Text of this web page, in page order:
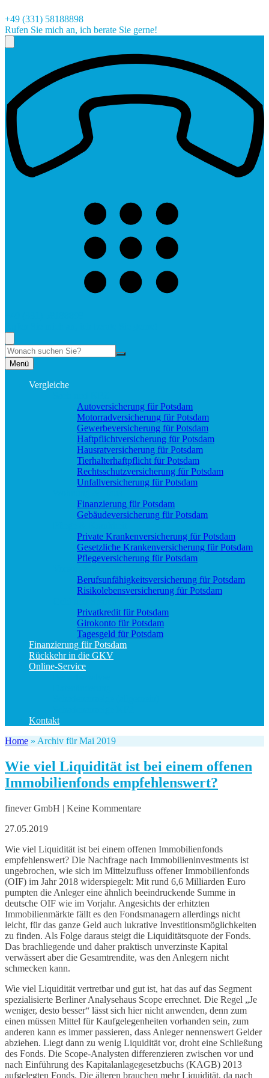
+49 (331) 58188898
Rufen Sie mich an, ich berate Sie gerne!
Suche
Menü
Vergleiche
Autoversicherung für Potsdam
Motorradversicherung für Potsdam
Gewerbeversicherung für Potsdam
Haftpflichtversicherung für Potsdam
Hausratversicherung für Potsdam
Tierhalterhaftpflicht für Potsdam
Rechtsschutzversicherung für Potsdam
Unfallversicherung für Potsdam
Finanzierung für Potsdam
Gebäudeversicherung für Potsdam
Private Krankenversicherung für Potsdam
Gesetzliche Krankenversicherung für Potsdam
Pflegeversicherung für Potsdam
Berufs­unfähigkeitsversicherung für Potsdam
Risikolebensversicherung für Potsdam
Privatkredit für Potsdam
Girokonto für Potsdam
Tagesgeld für Potsdam
Finanzierung für Potsdam
Rückkehr in die GKV
Online-Service
Kontakt
Home » Archiv für Mai 2019
Wie viel Liquidität ist bei einem offenen
Immobilienfonds empfehlenswert?
finever GmbH | Keine Kommentare
27.05.2019
Wie viel Liquidität ist bei einem offenen Immobilienfonds
empfehlenswert? Die Nachfrage nach Immobilieninvestments ist
ungebrochen, wie sich im Mittelzufluss offener Immobilienfonds
(OIF) im Jahr 2018 widerspiegelt: Mit rund 6,6 Milliarden Euro
pumpten die Anleger eine ähnlich beeindruckende Summe in
deutsche OIF wie im Vorjahr. Angesichts der erhitzten
Immobilienmärkte fällt es den Fondsmanagern allerdings nicht
leicht, für das ganze Geld auch lukrative Investitionsmöglichkeiten
zu finden. Als Folge daraus steigt die Liquiditätsquote der Fonds.
Das brachliegende und daher praktisch unverzinste Kapital
verwässert aber die Gesamtrendite, was den Anlegern nicht
schmecken kann.
Wie viel Liquidität vertretbar und gut ist, hat das auf das Segment
spezialisierte Berliner Analysehaus Scope errechnet. Die Regel „Je
weniger, desto besser“ lässt sich hier nicht anwenden, denn zum
einen müssen Mittel für Kaufgelegenheiten vorhanden sein, zum
anderen kann es immer passieren, dass Anleger nennenswert Gelder
abziehen. Liegt dann zu wenig Liquidität vor, droht eine Schließung
des Fonds. Die Scope-Analysten differenzieren zwischen vor und
nach Einführung des Kapitalanlagegesetzbuchs (KAGB) 2013
aufgelegten Fonds. Die älteren brauchen mehr Liquidität, da nach